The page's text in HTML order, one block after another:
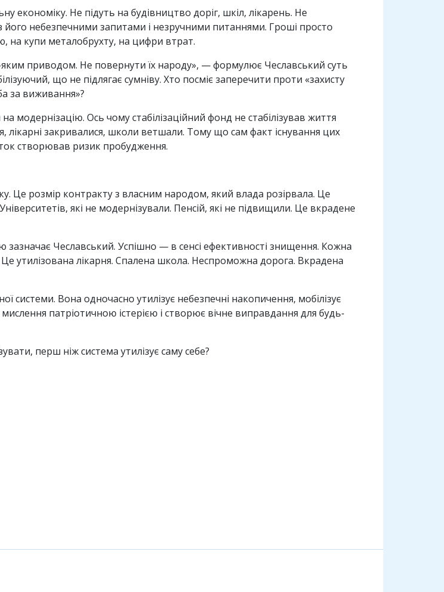
економіку. Не підуть на будівництво доріг, шкіл, лікарень. Не
небезпечними запитами і незручними питаннями. Гроші просто
купи металобрухту, на цифри втрат.
приводом. Не повернути їх народу», — формулює Чеславський суть
що не підлягає сумніву. Хто посміє заперечити проти «захисту
за виживання»?
Ось чому стабілізаційний фонд не стабілізував життя
закривалися, школи ветшали. Тому що сам факт існування цих
створював ризик пробудження.
Це розмір контракту з власним народом, який влада розірвала. Це
які не модернізували. Пенсій, які не підвищили. Це вкрадене
зазначає Чеславський. Успішно — в сенсі ефективності знищення. Кожна
утилізована лікарня. Спалена школа. Неспроможна дорога. Вкрадена
системи. Вона одночасно утилізує небезпечні накопичення, мобілізує
патріотичною істерією і створює вічне виправдання для будь-
перш ніж система утилізує саму себе?